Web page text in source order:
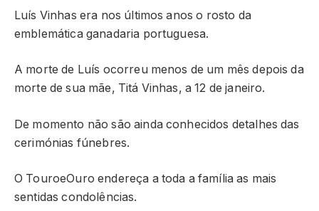
Luís Vinhas era nos últimos anos o rosto da
emblemática ganadaria portuguesa.
A morte de Luís ocorreu menos de um mês depois da
morte de sua mãe, Titá Vinhas, a 12 de janeiro.
De momento não são ainda conhecidos detalhes das
cerimónias fúnebres.
O TouroeOuro endereça a toda a família as mais
sentidas condolências.